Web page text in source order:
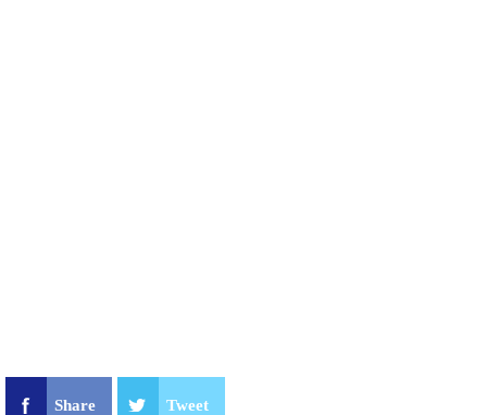
Share Tweet